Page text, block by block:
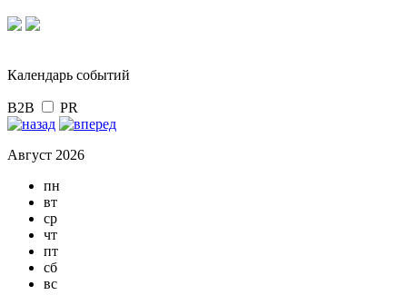
Календарь событий
B2B PR
Август 2026
пн
вт
ср
чт
пт
сб
вс